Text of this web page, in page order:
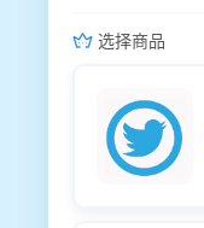
选择商品